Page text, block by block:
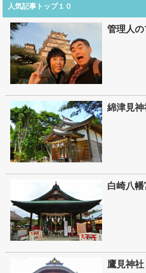
人気記事トップ１０
管理人
綿津見神
白崎八幡
鷹見神